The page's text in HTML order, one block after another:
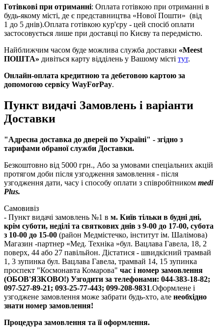
Готівкові при отриманні: Оплата готівкою при отриманні в
будь-якому місті, де є представництва «Нової Пошти» (від
1 до 5 днів).Оплата готівкою кур'єру - цей спосіб оплати
застосовується лише при доставці по Києву та передмістю.
Найближчим часом буде можлива служба доставки «Meest
ПОШТА» дивіться карту відділень у Вашому місті тут.
Онлайн-оплата кредитною та дебетовою картою за
допомогою сервісу WayForPay.
Пункт видачі Замовлень і варіанти
Доставки
"Адресна доставка до дверей по Україні" - згідно з
тарифами обраної служби Доставки.
Безкоштовно від 5000 грн., Або за умовами спеціальних акцій
протягом доби після узгодження замовлення - після
узгодження дати, часу і способу оплати з співробітником medi
Plus.
Самовивіз
- Пункт видачі замовлень №1 в м. Київ тільки в будні дні,
крім суботи, неділі та святкових днів з 9-00 до 17-00, субота
з 10-00 до 15-00 (район Медмістечко, інститут ім. Шалімова)
Магазин -партнер «Мед. Техніка »бул. Вацлава Гавела, 18, 2
поверх, 44 або 27 павільйон. Дістатися - швидкісний трамвай
1, 3 зупинка бул. Вацлава Гавела, трамвай 14, 15 зупинка
проспект "Космонавта Комарова" час і номер замовлення
(ОБОВ'ЯЗКОВО!) Узгодити за телефонами: 044-383-18-82;
097-527-89-21; 093-25-77-443; 099-208-9831.Оформлене і
узгоджене замовлення може забрати будь-хто, але необхідно
знати номер замовлення!
Процедура замовлення та її оформлення.